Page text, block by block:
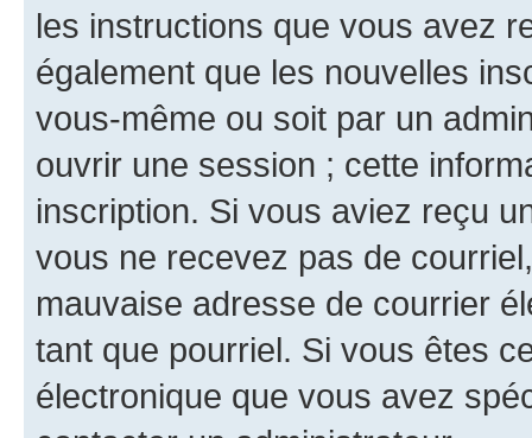
les instructions que vous avez
également que les nouvelles
vous-même ou soit par un
ouvrir une session ; cette
inscription. Si vous aviez reçu
vous ne recevez pas de
mauvaise adresse de courrier
tant que pourriel. Si vous êtes
électronique que vous avez